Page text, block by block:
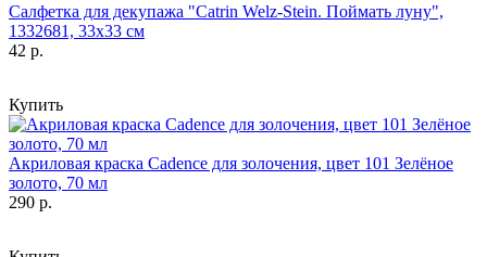
Салфетка для декупажа "Catrin Welz-Stein. Поймать луну",
1332681, 33х33 см
42 р.
Купить
Акриловая краска Cadence для золочения, цвет 101 Зелёное
золото, 70 мл
290 р.